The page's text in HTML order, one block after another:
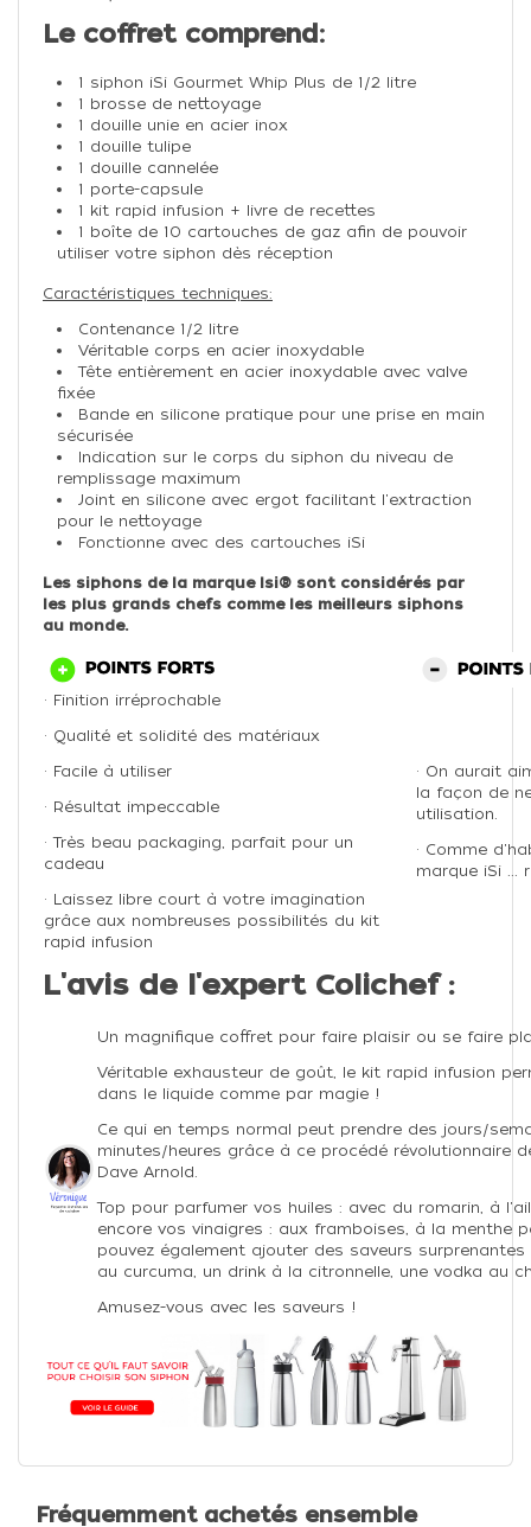
Le coffret comprend:
1 siphon iSi Gourmet Whip Plus de 1/2 litre
1 brosse de nettoyage
1 douille unie en acier inox
1 douille tulipe
1 douille cannelée
1 porte-capsule
1 kit rapid infusion + livre de recettes
1 boîte de 10 cartouches de gaz afin de pouvoir
utiliser votre siphon dès réception
Caractéristiques techniques:
Contenance 1/2 litre
Véritable corps en acier inoxydable
Tête entièrement en acier inoxydable avec valve
fixée
Bande en silicone pratique pour une prise en main
sécurisée
Indication sur le corps du siphon du niveau de
remplissage maximum
Joint en silicone avec ergot facilitant l'extraction
pour le nettoyage
Fonctionne avec des cartouches iSi
Les siphons de la marque Isi® sont considérés par
les plus grands chefs comme les meilleurs siphons
au monde.
• Finition irréprochable
• Qualité et solidité des matériaux
• Facile à utiliser
• Résultat impeccable
• Très beau packaging, parfait pour un
cadeau
• Laissez libre court à votre imagination
grâce aux nombreuses possibilités du kit
rapid infusion
• On aurait
la façon de
utilisation.
• Comme
marque iSi ...
L'avis de l'expert Colichef :
Un magnifique coffret pour faire plaisir ou se faire
Véritable exhausteur de goût, le kit rapid infusion
dans le liquide comme par magie !
Ce qui en temps normal peut prendre des jours/
minutes/heures grâce à ce procédé révolutionnaire
Dave Arnold.
Top pour parfumer vos huiles : avec du romarin, à
encore vos vinaigres : aux framboises, à la menthe
pouvez également ajouter des saveurs
au curcuma, un drink à la citronnelle, une vodka au
Amusez-vous avec les saveurs !
Fréquemment achetés ensemble